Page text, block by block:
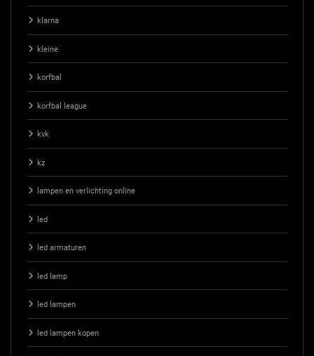
klarna
kleine
korfbal
korfbal league
kvk
kz
lampen en verlichting online
led
led armaturen
led lamp
led lampen
led lampen kopen